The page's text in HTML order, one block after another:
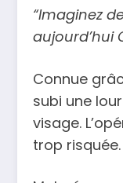
“Imaginez
aujourd’hui
Connue
subi une
visage.
trop risquée.